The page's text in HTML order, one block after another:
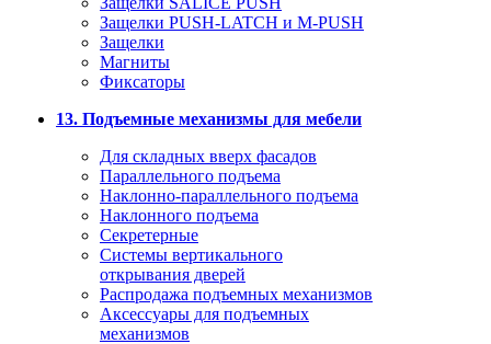
Защелки PUSH-LATCH и M-PUSH
Защелки
Магниты
Фиксаторы
13. Подъемные механизмы для мебели
Для складных вверх фасадов
Параллельного подъема
Наклонно-параллельного подъема
Наклонного подъема
Секретерные
Системы вертикального
открывания дверей
Распродажа подъемных механизмов
Аксессуары для подъемных
механизмов